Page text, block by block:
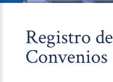
Registro de
Convenios